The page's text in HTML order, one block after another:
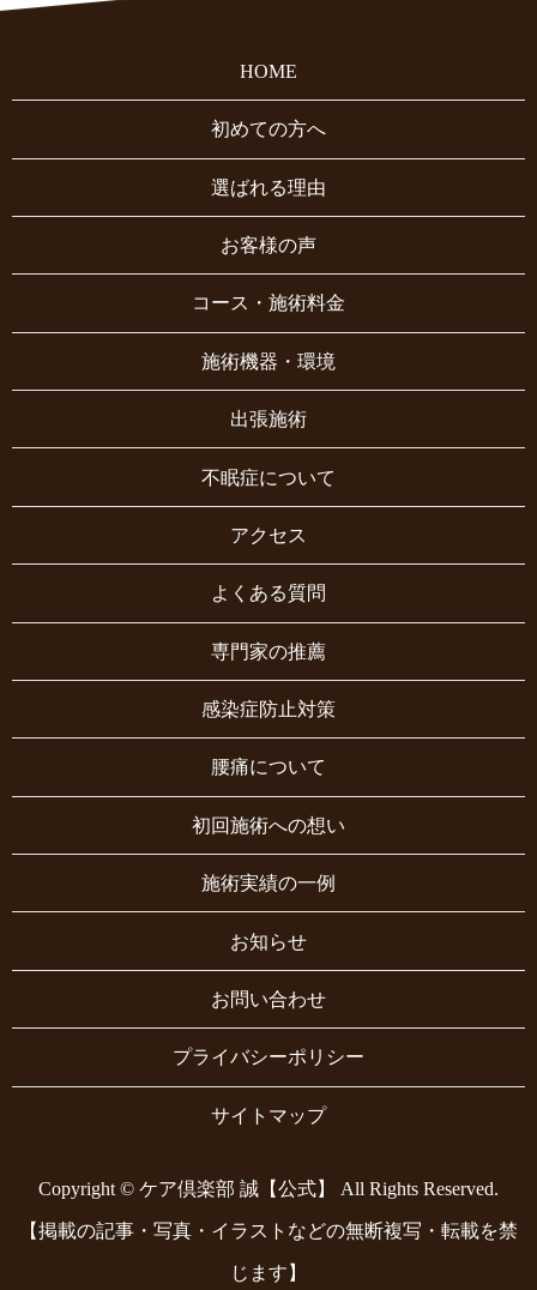
HOME
初めての方へ
選ばれる理由
お客様の声
コース・施術料金
施術機器・環境
出張施術
不眠症について
アクセス
よくある質問
専門家の推薦
感染症防止対策
腰痛について
初回施術への想い
施術実績の一例
お知らせ
お問い合わせ
プライバシーポリシー
サイトマップ
Copyright © ケア倶楽部 誠【公式】 All Rights Reserved.
【掲載の記事・写真・イラストなどの無断複写・転載を禁
じます】